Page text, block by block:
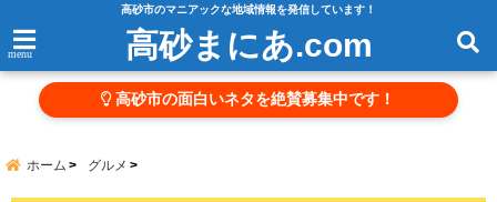
高砂市のマニアックな地域情報を発信しています！
menu 高砂まにあ.com
高砂市の面白いネタを絶賛募集中です！
ホーム グルメ